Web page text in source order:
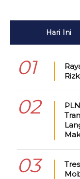
Hari Ini
01
02
03